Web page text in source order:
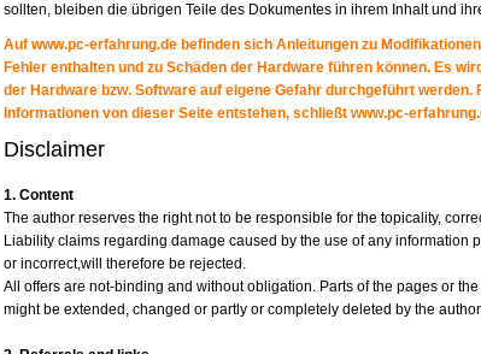
sollten, bleiben die übrigen Teile des Dokumentes in ihrem Inhalt und
Auf www.pc-erfahrung.de befinden sich Anleitungen zu
Fehler enthalten und zu Schäden der Hardware führen können. Es
der Hardware bzw. Software auf eigene Gefahr durchgeführt
Informationen von dieser Seite entstehen, schließt www.pc-
Disclaimer
1. Content
The author reserves the right not to be responsible for the topicality,
Liability claims regarding damage caused by the use of any
or incorrect,will therefore be rejected.
All offers are not-binding and without obligation. Parts of the pages or
might be extended, changed or partly or completely deleted by the